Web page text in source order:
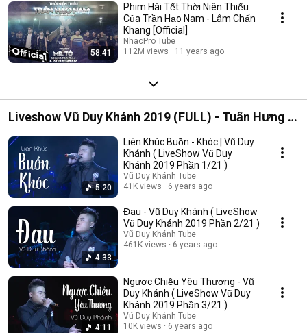
58:41
Phim Hài Tết Thời Niên Thiếu
Của Trần Hạo Nam - Lâm Chấn
Khang [Official]
NhacPro Tube
112M views
11 years ago
Liveshow Vũ Duy Khánh 2019 (FULL) - Tuấn Hưng ,
Đạt G , Dương Hoàng Yến
5:20
Liên Khúc Buồn - Khóc | Vũ Duy
Khánh ( LiveShow Vũ Duy
Khánh 2019 Phần 1/21 )
Vũ Duy Khánh Tube
41K views
6 years ago
4:33
Đau - Vũ Duy Khánh ( LiveShow
Vũ Duy Khánh 2019 Phần 2/21 )
Vũ Duy Khánh Tube
461K views
6 years ago
4:11
Ngược Chiều Yêu Thương - Vũ
Duy Khánh ( LiveShow Vũ Duy
Khánh 2019 Phần 3/21 )
Vũ Duy Khánh Tube
10K views
6 years ago